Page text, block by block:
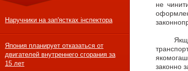
Наручники на зап'ястках інспектора
Япония планирует отказаться от
двигателей внутреннего сгорания за
15 лет
не
Якщо
законно